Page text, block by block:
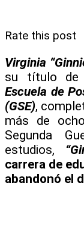
Rate this post
Virginia
su título de
Escuela de
(GSE),
más de
Segunda
estudios,
carrera de
abandonó el